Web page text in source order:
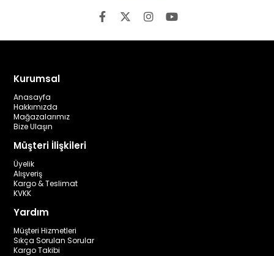
Kurumsal
Anasayfa
Hakkımızda
Mağazalarımız
Bize Ulaşın
Müşteri İlişkileri
Üyelik
Alışveriş
Kargo & Teslimat
KVKK
Yardım
Müşteri Hizmetleri
Sıkça Sorulan Sorular
Kargo Takibi